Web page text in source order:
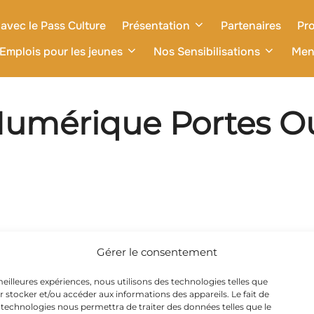
Gérer le consentement
expériences, nous utilisons des technologies telles que
stocker et/ou accéder aux informations des appareils. Le fait de
nous permettra de traiter des données telles que le
le Pass Culture Présentation Partenaires
pour les jeunes
Nos Sensibilisations
Portes